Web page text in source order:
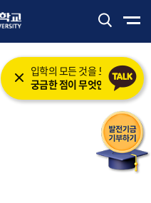
입학의 모든 것을 도와드립니다.
궁금한 점이 무엇인가요?